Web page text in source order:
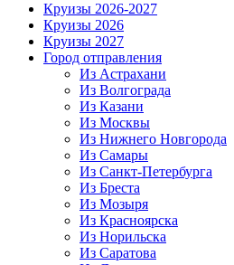
Круизы 2026-2027
Круизы 2026
Круизы 2027
Город отправления
Из Астрахани
Из Волгограда
Из Казани
Из Москвы
Из Нижнего Новгорода
Из Самары
Из Санкт-Петербурга
Из Бреста
Из Мозыря
Из Красноярска
Из Норильска
Из Саратова